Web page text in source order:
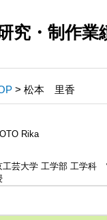
究・制作業
> 松本 里香
Rika
工芸大学 工学部 工学科